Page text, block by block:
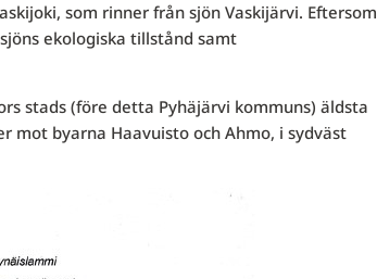
som rinner från sjön Vaskijärvi. Eftersom
ekologiska tillstånd samt
stads (före detta Pyhäjärvi kommuns) äldsta
mot byarna Haavuisto och Ahmo, i sydväst